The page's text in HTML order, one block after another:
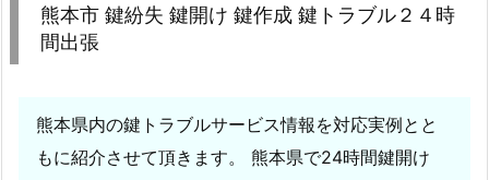
市
鍵
鍵
開
熊本市 鍵紛失 鍵開け 鍵作成 鍵トラブル２４時
間出張
熊本県内の鍵トラブルサービス情報を対応実例とと
もに紹介させて頂きます。 熊本県で24時間鍵開け